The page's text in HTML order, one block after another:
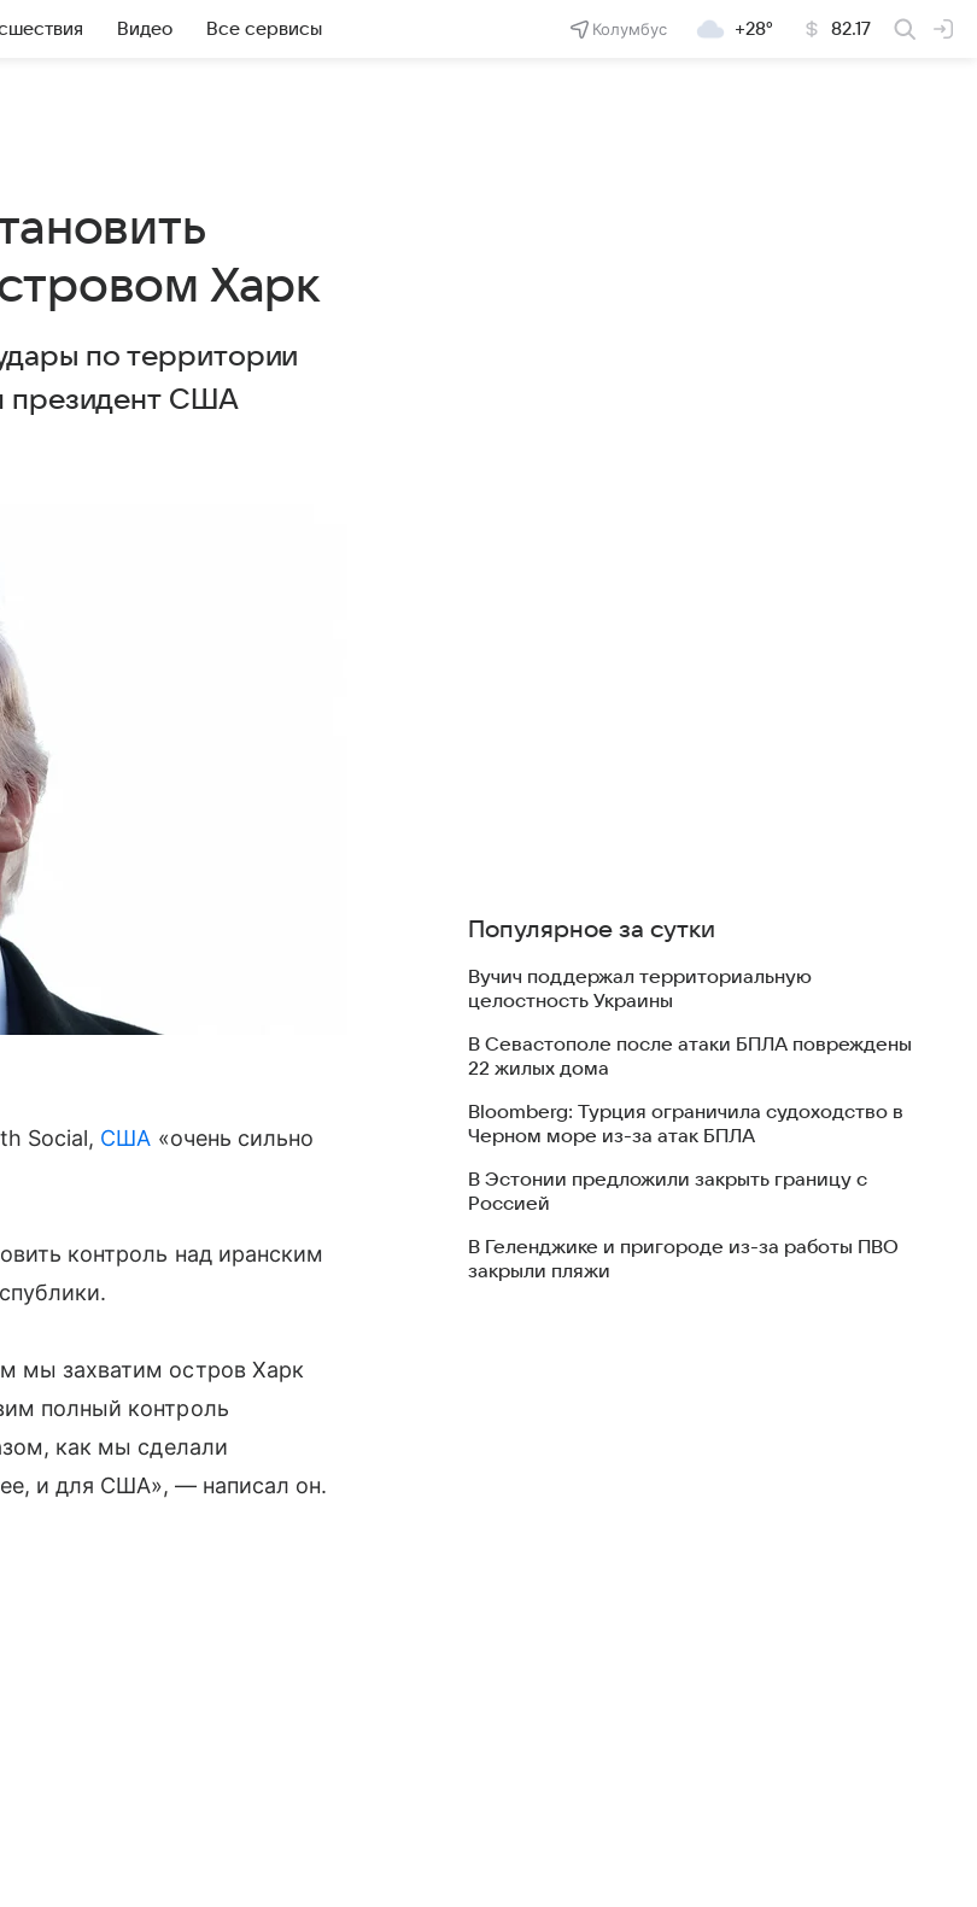
Видео Все сервисы Колумбус +28° 82.17
Харк
по территории
президент США
Social, США «очень сильно
контроль над иранским
мы захватим остров Харк
полный контроль
как мы сделали
и для США», — написал он.
Популярное за сутки
Вучич поддержал территориальную
целостность Украины
В Севастополе после атаки БПЛА повреждены
22 жилых дома
Bloomberg: Турция ограничила судоходство в
Черном море из-за атак БПЛА
В Эстонии предложили закрыть границу с
Россией
В Геленджике и пригороде из-за работы ПВО
закрыли пляжи